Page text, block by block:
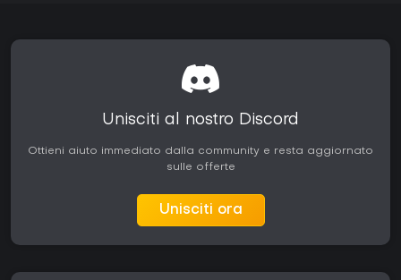
Unisciti al nostro Discord
Ottieni aiuto immediato dalla community e resta aggiornato
sulle offerte
Unisciti ora